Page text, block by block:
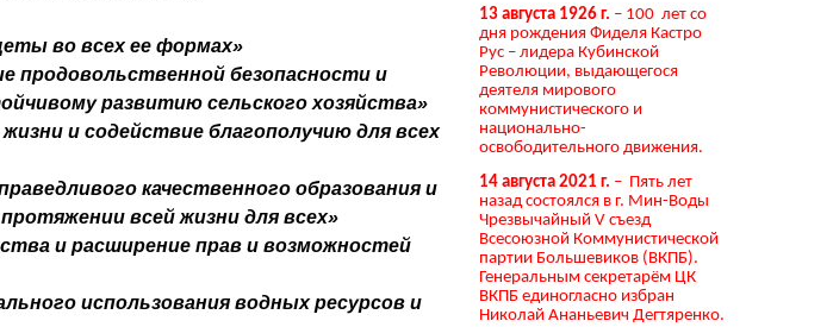
во всех ее формах»
продовольственной безопасности и
развитию сельского хозяйства»
и содействие благополучию для всех
качественного образования и
всей жизни для всех»
и расширение прав и возможностей
использования водных ресурсов и
13 августа 1926 г. – 100 лет со
дня рождения Фиделя Кастро
Рус – лидера Кубинской
Революции, выдающегося
деятеля мирового
коммунистического и
национально-
освободительного движения.
14 августа 2021 г. – Пять лет
назад состоялся в г. Мин-Воды
Чрезвычайный V съезд
Всесоюзной Коммунистической
партии Большевиков (ВКПБ).
Генеральным секретарём ЦК
ВКПБ единогласно избран
Николай Ананьевич Дегтяренко.